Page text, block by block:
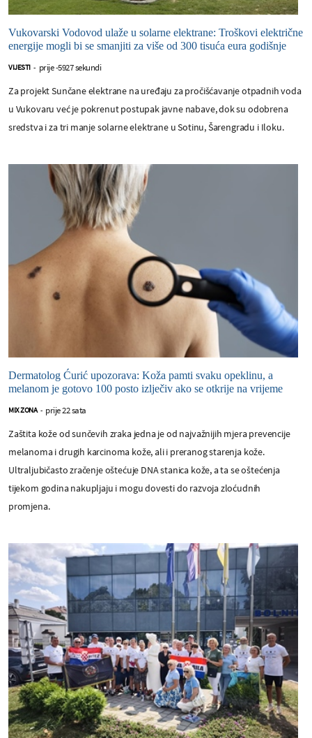
Vukovarski Vodovod ulaže u solarne elektrane: Troškovi električne
energije mogli bi se smanjiti za više od 300 tisuća eura godišnje
VIJESTI - prije -5927 sekundi
Za projekt Sunčane elektrane na uređaju za pročišćavanje otpadnih voda
u Vukovaru već je pokrenut postupak javne nabave, dok su odobrena
sredstva i za tri manje solarne elektrane u Sotinu, Šarengradu i Iloku.
Dermatolog Ćurić upozorava: Koža pamti svaku opeklinu, a
melanom je gotovo 100 posto izlječiv ako se otkrije na vrijeme
MIX ZONA - prije 22 sata
Zaštita kože od sunčevih zraka jedna je od najvažnijih mjera prevencije
melanoma i drugih karcinoma kože, ali i preranog starenja kože.
Ultraljubičasto zračenje oštećuje DNA stanica kože, a ta se oštećenja
tijekom godina nakupljaju i mogu dovesti do razvoja zloćudnih
promjena.